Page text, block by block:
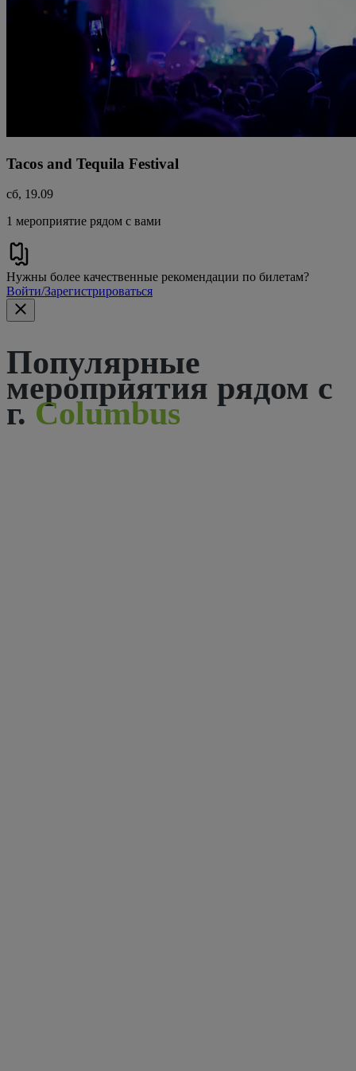
Tacos and Tequila Festival
сб, 19.09
1 мероприятие рядом с вами
Нужны более качественные рекомендации по билетам?
Войти/Зарегистрироваться
Популярные
мероприятия рядом с
г. Columbus